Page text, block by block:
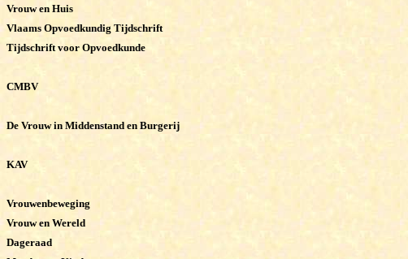
Vrouw en Huis
Vlaams Opvoedkundig Tijdschrift
Tijdschrift voor Opvoedkunde
CMBV
De Vrouw in Middenstand en Burgerij
KAV
Vrouwenbeweging
Vrouw en Wereld
Dageraad